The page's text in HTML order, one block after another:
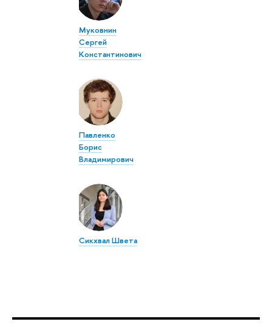
Муковнин
Сергей
Константинович
Павленко
Борис
Владимирович
Сикхвал Швета